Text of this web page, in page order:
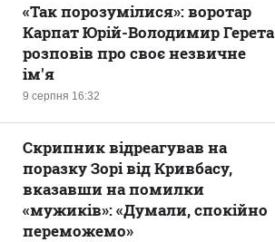
9 серпня 16:32
«Так порозумілися»: воротар
Карпат Юрій-Володимир Герета
розповів про своє незвичне
ім'я
Скрипник відреагував на
поразку Зорі від Кривбасу,
вказавши на помилки
«мужиків»: «Думали, спокійно
переможемо»